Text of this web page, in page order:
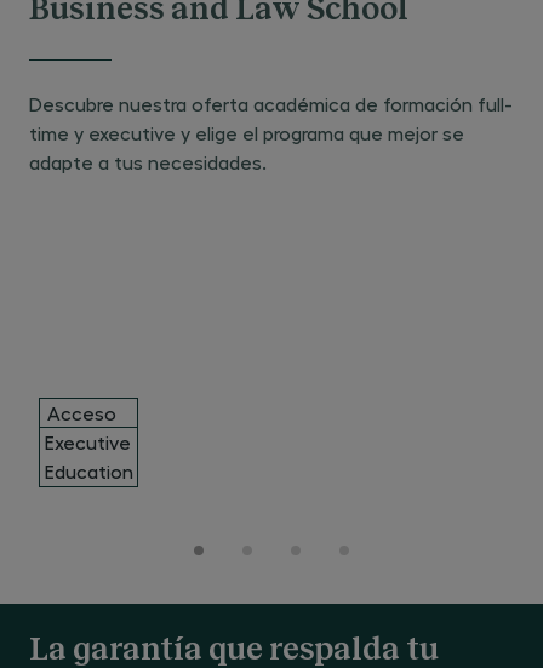
Business and Law School
Descubre nuestra oferta académica de formación full-
time y executive y elige el programa que mejor se
adapte a tus necesidades.
Grado
Másteres
Oficiales
Acceso
a la
Abogacía
Executive
Education
La garantía que respalda tu